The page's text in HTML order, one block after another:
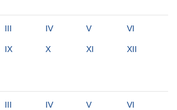
III IV V VI
IX X XI XII
III IV V VI